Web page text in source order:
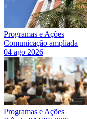
Programas e Ações
Comunicação ampliada
04 ago 2026
Programas e Ações